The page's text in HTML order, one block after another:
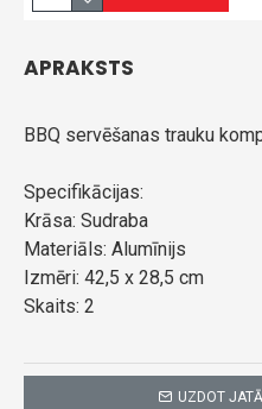
UZDOT
APRAKSTS
BBQ servēšanas trauku
Specifikācijas:
Krāsa: Sudraba
Materiāls: Alumīnijs
Izmēri: 42,5 x 28,5 cm
Skaits: 2